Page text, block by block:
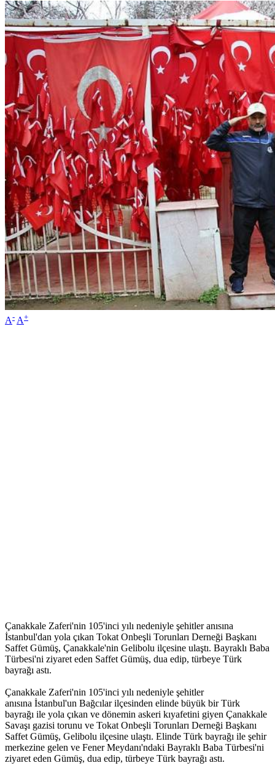
A- A+
Çanakkale Zaferi'nin 105'inci yılı nedeniyle şehitler anısına
İstanbul'dan yola çıkan Tokat Onbeşli Torunları Derneği Başkanı
Saffet Gümüş, Çanakkale'nin Gelibolu ilçesine ulaştı. Bayraklı Baba
Türbesi'ni ziyaret eden Saffet Gümüş, dua edip, türbeye Türk
bayrağı astı.
Çanakkale Zaferi'nin 105'inci yılı nedeniyle şehitler
anısına İstanbul'un Bağcılar ilçesinden elinde büyük bir Türk
bayrağı ile yola çıkan ve dönemin askeri kıyafetini giyen Çanakkale
Savaşı gazisi torunu ve Tokat Onbeşli Torunları Derneği Başkanı
Saffet Gümüş, Gelibolu ilçesine ulaştı. Elinde Türk bayrağı ile şehir
merkezine gelen ve Fener Meydanı'ndaki Bayraklı Baba Türbesi'ni
ziyaret eden Gümüş, dua edip, türbeye Türk bayrağı astı.